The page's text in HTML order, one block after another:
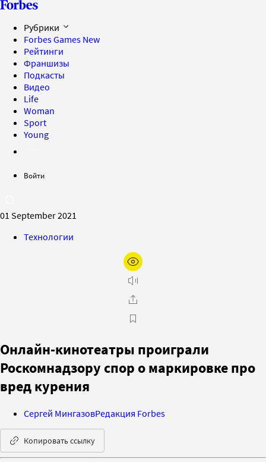
Рубрики
Forbes Games New
Рейтинги
Франшизы
Подкасты
Видео
Life
Woman
Sport
Young
Войти
01 September 2021
Технологии
Онлайн-кинотеатры проиграли
Роскомнадзору спор о маркировке про
вред курения
Сергей МингазовРедакция Forbes
Копировать ссылку